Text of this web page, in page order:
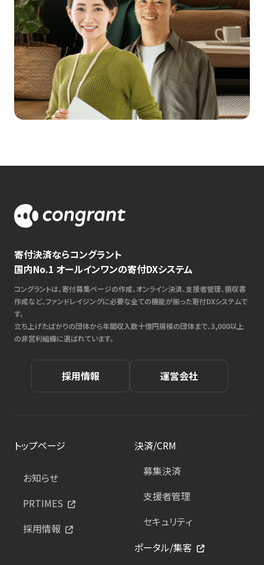
寄付決済ならコングラント
国内No.1 オールインワンの寄付DXシステム
コングラントは、寄付募集ページの作成、オンライン決済、支援者管理、領収書
作成など、ファンドレイジングに必要な全ての機能が揃った寄付DXシステムで
す。
立ち上げたばかりの団体から年間収入数十億円規模の団体まで、3,000以上
の非営利組織に選ばれています。
採用情報 運営会社
トップページ
お知らせ
PRTIMES
採用情報
決済/CRM
募集決済
支援者管理
セキュリティ
ポータル/集客